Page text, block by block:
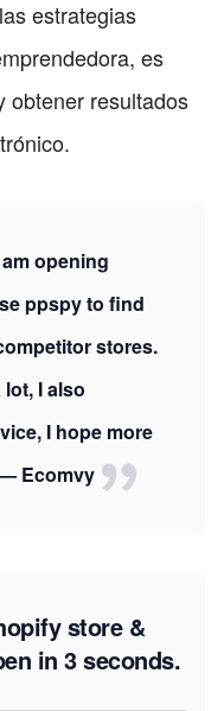
estrategias
es
obtener resultados
opening
ppspy to find
stores.
I also
I hope more
Ecomvy
store &
in 3 seconds.